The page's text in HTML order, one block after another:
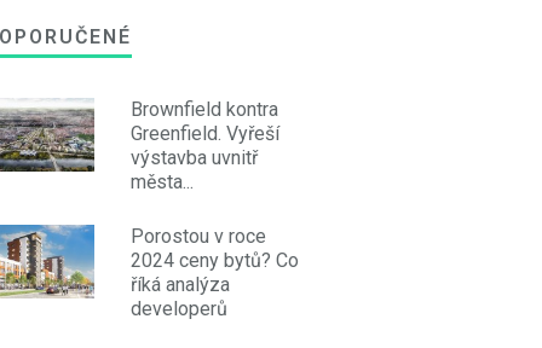
Brownfield kontra
Greenfield. Vyřeší
výstavba uvnitř
města...
Porostou v roce
2024 ceny bytů? Co
říká analýza
developerů